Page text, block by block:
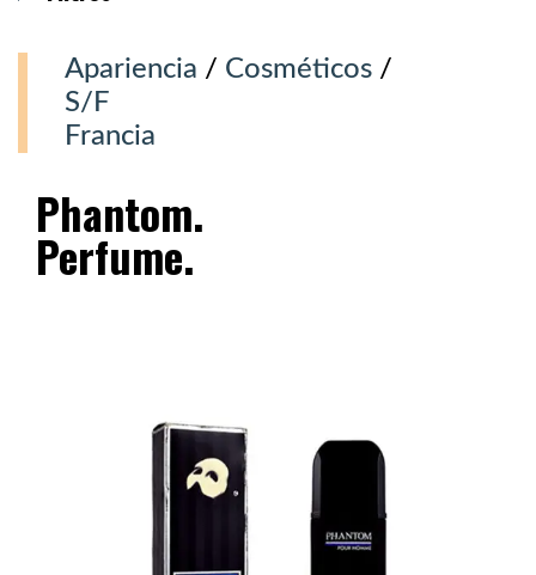
Apariencia / Cosméticos /
S/F
Francia
Phantom.
Perfume.